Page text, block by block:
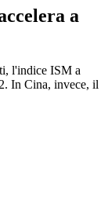
a
l'indice ISM a
In Cina, invece, il